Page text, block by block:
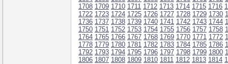
1708 1709 1710 1711 1712 1713 1714 1715 1716
1722 1723 1724 1725 1726 1727 1728 1729 1730
1736 1737 1738 1739 1740 1741 1742 1743 1744
1750 1751 1752 1753 1754 1755 1756 1757 1758
1764 1765 1766 1767 1768 1769 1770 1771 1772
1778 1779 1780 1781 1782 1783 1784 1785 1786
1792 1793 1794 1795 1796 1797 1798 1799 1800
1806 1807 1808 1809 1810 1811 1812 1813 1814